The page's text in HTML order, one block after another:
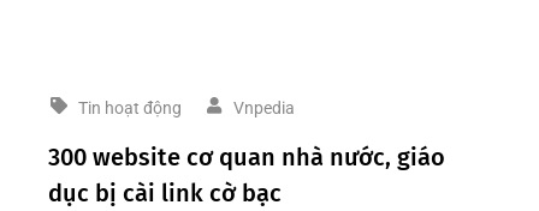
Tin hoạt động Vnpedia
300 website cơ quan nhà nước, giáo
dục bị cài link cờ bạc